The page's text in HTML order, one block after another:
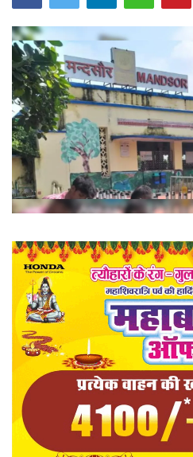
विदेश
छत्तीसगढ़
राष्ट्रीय
खेल
राज्य
संपादकीय
रोजगार
राजनीति
मनोरंजन
मैगज़ीन की लेख